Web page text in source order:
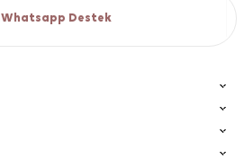
Whatsapp Destek